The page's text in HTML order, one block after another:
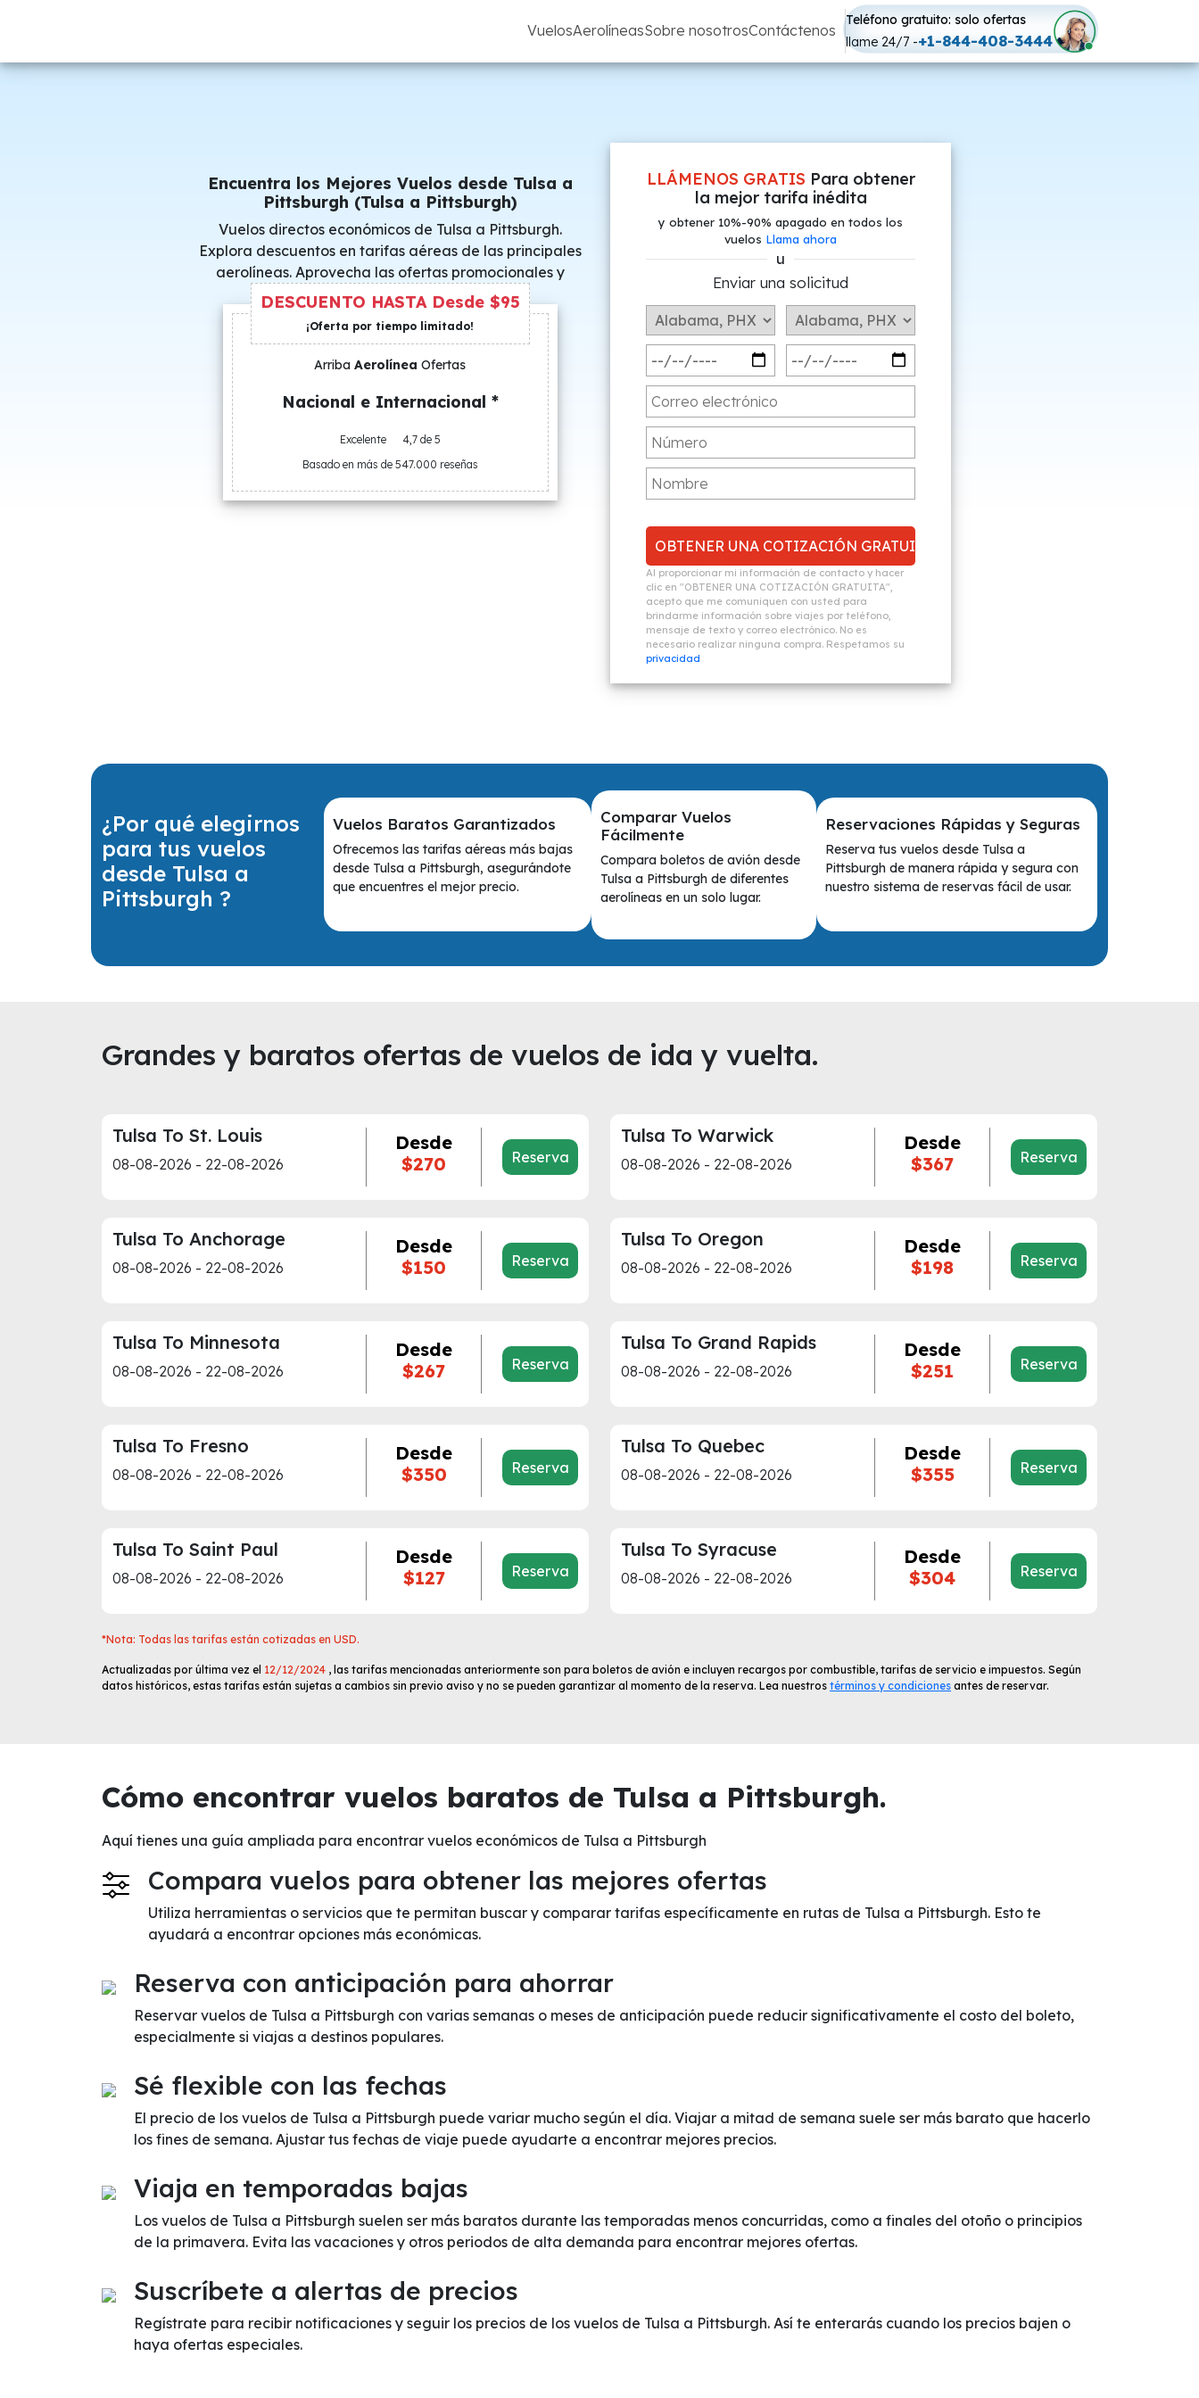
VuelosAerolíneasSobre nosotrosContáctenos
Teléfono gratuito: solo ofertas
llame 24/7 -+1-844-408-3444
Encuentra los Mejores Vuelos desde Tulsa a
Pittsburgh (Tulsa a Pittsburgh)
Vuelos directos económicos de Tulsa a Pittsburgh.
Explora descuentos en tarifas aéreas de las principales
aerolíneas. Aprovecha las ofertas promocionales y
consigue precios especiales.
DESCUENTO HASTA Desde $95
¡Oferta por tiempo limitado!
Arriba Aerolínea Ofertas
Nacional e Internacional *
Excelente
4,7 de 5
Basado en más de 547.000 reseñas
LLÁMENOS GRATIS Para obtener
la mejor tarifa inédita
y obtener 10%-90% apagado en todos los
vuelos Llama ahora
u
Enviar una solicitud
Al proporcionar mi información de contacto y hacer
clic en "OBTENER UNA COTIZACIÓN GRATUITA",
acepto que me comuniquen con usted para
brindarme información sobre viajes por teléfono,
mensaje de texto y correo electrónico. No es
necesario realizar ninguna compra. Respetamos su
privacidad
¿Por qué elegirnos
para tus vuelos
desde Tulsa a
Pittsburgh ?
Vuelos Baratos Garantizados
Ofrecemos las tarifas aéreas más bajas
desde Tulsa a Pittsburgh, asegurándote
que encuentres el mejor precio.
Comparar Vuelos
Fácilmente
Compara boletos de avión desde
Tulsa a Pittsburgh de diferentes
aerolíneas en un solo lugar.
Reservaciones Rápidas y Seguras
Reserva tus vuelos desde Tulsa a
Pittsburgh de manera rápida y segura con
nuestro sistema de reservas fácil de usar.
Grandes y baratos ofertas de vuelos de ida y vuelta.
Tulsa To St. Louis
08-08-2026 - 22-08-2026
Desde
$270
Reserva
Tulsa To Warwick
08-08-2026 - 22-08-2026
Desde
$367
Reserva
Tulsa To Anchorage
08-08-2026 - 22-08-2026
Desde
$150
Reserva
Tulsa To Oregon
08-08-2026 - 22-08-2026
Desde
$198
Reserva
Tulsa To Minnesota
08-08-2026 - 22-08-2026
Desde
$267
Reserva
Tulsa To Grand Rapids
08-08-2026 - 22-08-2026
Desde
$251
Reserva
Tulsa To Fresno
08-08-2026 - 22-08-2026
Desde
$350
Reserva
Tulsa To Quebec
08-08-2026 - 22-08-2026
Desde
$355
Reserva
Tulsa To Saint Paul
08-08-2026 - 22-08-2026
Desde
$127
Reserva
Tulsa To Syracuse
08-08-2026 - 22-08-2026
Desde
$304
Reserva
*Nota: Todas las tarifas están cotizadas en USD.
Actualizadas por última vez el 12/12/2024 , las tarifas mencionadas anteriormente son para boletos de avión e incluyen recargos por combustible, tarifas de servicio e impuestos. Según
datos históricos, estas tarifas están sujetas a cambios sin previo aviso y no se pueden garantizar al momento de la reserva. Lea nuestros términos y condiciones antes de reservar.
Cómo encontrar vuelos baratos de Tulsa a Pittsburgh.
Aquí tienes una guía ampliada para encontrar vuelos económicos de Tulsa a Pittsburgh
Compara vuelos para obtener las mejores ofertas
Utiliza herramientas o servicios que te permitan buscar y comparar tarifas específicamente en rutas de Tulsa a Pittsburgh. Esto te
ayudará a encontrar opciones más económicas.
Reserva con anticipación para ahorrar
Reservar vuelos de Tulsa a Pittsburgh con varias semanas o meses de anticipación puede reducir significativamente el costo del boleto,
especialmente si viajas a destinos populares.
Sé flexible con las fechas
El precio de los vuelos de Tulsa a Pittsburgh puede variar mucho según el día. Viajar a mitad de semana suele ser más barato que hacerlo
los fines de semana. Ajustar tus fechas de viaje puede ayudarte a encontrar mejores precios.
Viaja en temporadas bajas
Los vuelos de Tulsa a Pittsburgh suelen ser más baratos durante las temporadas menos concurridas, como a finales del otoño o principios
de la primavera. Evita las vacaciones y otros periodos de alta demanda para encontrar mejores ofertas.
Suscríbete a alertas de precios
Regístrate para recibir notificaciones y seguir los precios de los vuelos de Tulsa a Pittsburgh. Así te enterarás cuando los precios bajen o
haya ofertas especiales.